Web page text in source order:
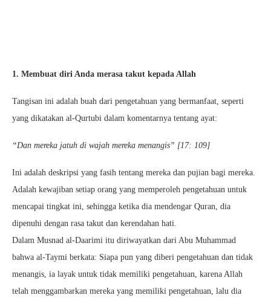
1. Membuat diri Anda merasa takut kepada Allah
Tangisan ini adalah buah dari pengetahuan yang bermanfaat, seperti
yang dikatakan al-Qurtubi dalam komentarnya tentang ayat:
“Dan mereka jatuh di wajah mereka menangis” [17: 109]
Ini adalah deskripsi yang fasih tentang mereka dan pujian bagi mereka.
Adalah kewajiban setiap orang yang memperoleh pengetahuan untuk
mencapai tingkat ini, sehingga ketika dia mendengar Quran, dia
dipenuhi dengan rasa takut dan kerendahan hati.
Dalam Musnad al-Daarimi itu diriwayatkan dari Abu Muhammad
bahwa al-Taymi berkata: Siapa pun yang diberi pengetahuan dan tidak
menangis, ia layak untuk tidak memiliki pengetahuan, karena Allah
telah menggambarkan mereka yang memiliki pengetahuan, lalu dia